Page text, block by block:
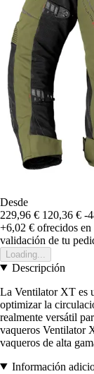
Desde
229,96 € 120,36 € -
+6,02 € ofrecidos
validación de tu
Loading...
Descripción
La Ventilator XT es
optimizar la
realmente versátil
vaqueros Ventilator
vaqueros de alta
Información